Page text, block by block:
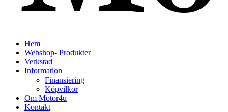
Hem
Webshop- Produkter
Verkstad
Information
Finansiering
Köpvilkor
Om Motor4u
Kontakt